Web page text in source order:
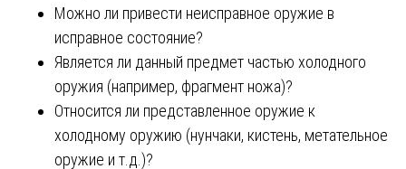
Можно ли привести неисправное оружие в
исправное состояние?
Является ли данный предмет частью холодного
оружия (например, фрагмент ножа)?
Относится ли представленное оружие к
холодному оружию (нунчаки, кистень, метательное
оружие и т.д.)?